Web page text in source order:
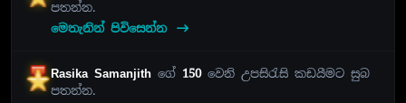
පතන්න.
මෙතැනින් පිවිසෙන්න
Rasika Samanjithගේ 150වෙනි උපසිරැසි කඩයීමට සුබ
පතන්න.